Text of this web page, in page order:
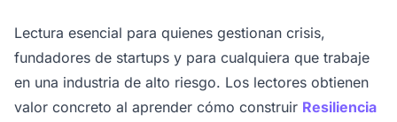
Lectura esencial para quienes gestionan crisis,
fundadores de startups y para cualquiera que trabaje
en una industria de alto riesgo. Los lectores obtienen
valor concreto al aprender cómo construir Resiliencia